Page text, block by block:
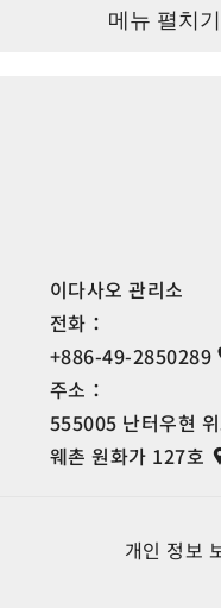
메뉴 펼치기
이다사오 관리소
전화：
+886-49-2850289
주소：
555005 난터우현
웨촌 원화가 127호
개인 정보